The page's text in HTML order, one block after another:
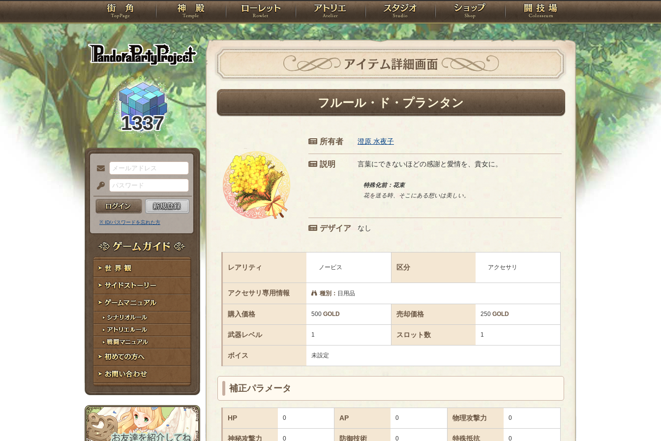
PandoraPartyProject
TOP 神殿 ローレット アトリエ スタジオ ショップ 闘技場
1337
メ
ー
ル
ア
ド
レ
ス
パ
ス
ー
ド
※ ID/パスワードを忘れた方
ゲームガイド
世界観
サイドストーリー
ゲームマニュアル
シナリオルール
アトリエルール
戦闘マニュアル
初めての方へ
お問い合わせ
アイテム詳細画面
フルール・ド・プランタン
所有者 澄原 水夜子
説明 言葉にできないほどの感謝と愛情を、貴女に。
特殊化前：花束
花を送る時、そこにある想いは美しい。
デザイア なし
レアリティ ノービス 区分 アクセサリ
アクセサリ専用情報 種別： 日用品
購入価格 500 GOLD 売却価格 250 GOLD
武器レベル 1 スロット数 1
ボイス 未設定
補正パラメータ
HP 0 AP 0 物理攻撃力 0
神秘攻撃力 0 防御技術 0 特殊抵抗 0